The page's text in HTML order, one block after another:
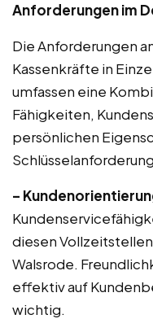
Anforderungen im
Die Anforderungen
Kassenkräfte in
umfassen eine
Fähigkeiten,
persönlichen
–
diesen
Walsrode.
effektiv auf
wichtig.